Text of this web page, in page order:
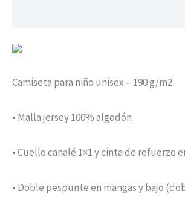
Camiseta para niño unisex – 190 g/m2
• Malla jersey 100% algodón
• Cuello canalé 1×1 y cinta de refuerzo
• Doble pespunte en mangas y bajo